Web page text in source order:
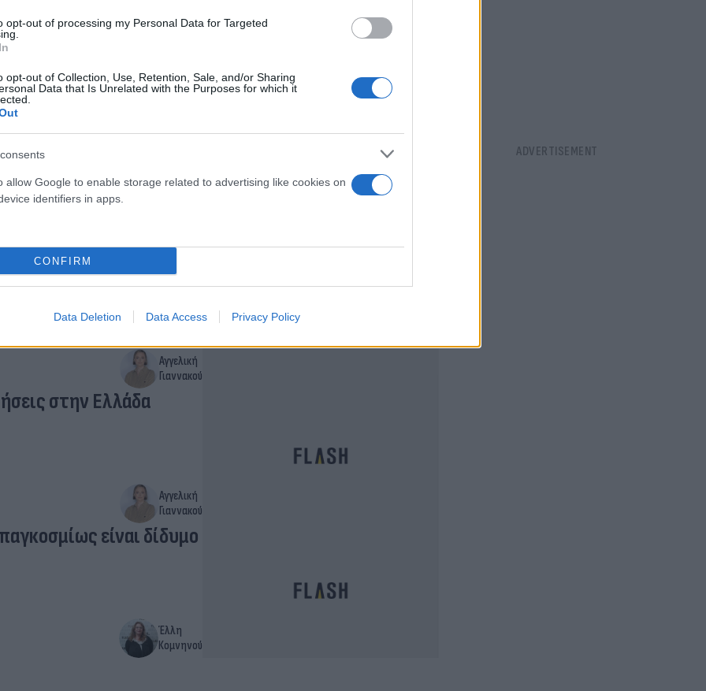
opt-out of processing my Personal Data for Targeted
opt-out of Collection, Use, Retention, Sale, and/or Sharing
Data that Is Unrelated with the Purposes for which it
allow Google to enable storage related to advertising like cookies on
identifiers in apps.
CONFIRM
Data Deletion Data Access Privacy Policy
Έλλη
και ΗΠΑ
Αγγελική
Γιαννακού
στην Ελλάδα
Αγγελική
Γιαννακού
είναι δίδυμο
Έλλη
Κομνηνού